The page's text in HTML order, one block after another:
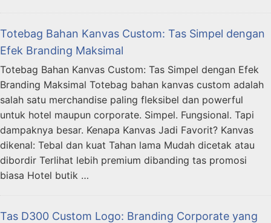
Totebag Bahan Kanvas Custom: Tas Simpel dengan
Efek Branding Maksimal
Totebag Bahan Kanvas Custom: Tas Simpel dengan Efek
Branding Maksimal Totebag bahan kanvas custom adalah
salah satu merchandise paling fleksibel dan powerful
untuk hotel maupun corporate. Simpel. Fungsional. Tapi
dampaknya besar. Kenapa Kanvas Jadi Favorit? Kanvas
dikenal: Tebal dan kuat Tahan lama Mudah dicetak atau
dibordir Terlihat lebih premium dibanding tas promosi
biasa Hotel butik …
Tas D300 Custom Logo: Branding Corporate yang